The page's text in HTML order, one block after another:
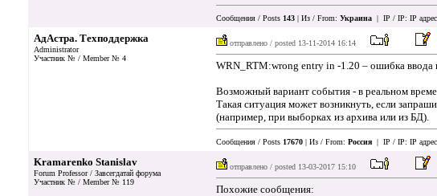
Сообщения / Posts 143 | Из / From: Украина | IP / IP: IP
АдАстра. Техподдержка
Administrator
Участник № / Member № 4
отправлено / posted 13-11-2014 16:14
WRN_RTM:wrong entry in -1.20 – ошибка ввода
Возможный вариант события - в реальном
Такая ситуация может возникнуть, если
(например, при выборках из архива или из БД).
Сообщения / Posts 17670 | Из / From: Россия | IP / IP: IP
Kramarenko Stanislav
Forum Professor / Завсегдатай форума
Участник № / Member № 119
отправлено / posted 13-03-2017 15:10
Похожие сообщения: